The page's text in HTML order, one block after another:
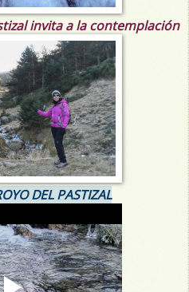
invita a la contemplación
DEL PASTIZAL